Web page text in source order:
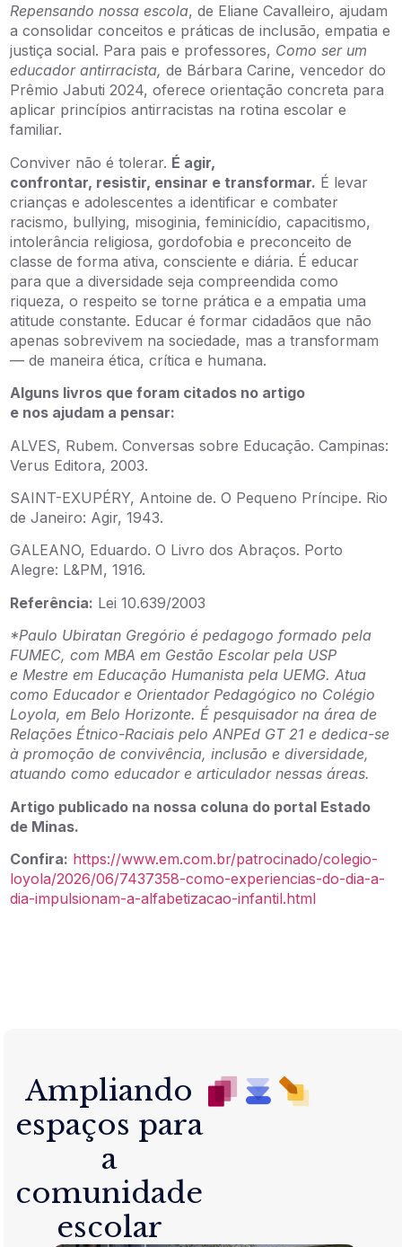
Repensando nossa escola, de Eliane Cavalleiro, ajudam
a consolidar conceitos e práticas de inclusão, empatia e
justiça social. Para pais e professores, Como ser um
educador antirracista, de Bárbara Carine, vencedor do
Prêmio Jabuti 2024, oferece orientação concreta para
aplicar princípios antirracistas na rotina escolar e
familiar.
Conviver não é tolerar. É agir,
confrontar, resistir, ensinar e transformar. É levar
crianças e adolescentes a identificar e combater
racismo, bullying, misoginia, feminicídio, capacitismo,
intolerância religiosa, gordofobia e preconceito de
classe de forma ativa, consciente e diária. É educar
para que a diversidade seja compreendida como
riqueza, o respeito se torne prática e a empatia uma
atitude constante. Educar é formar cidadãos que não
apenas sobrevivem na sociedade, mas a transformam
— de maneira ética, crítica e humana.
Alguns livros que foram citados no artigo
e nos ajudam a pensar:
ALVES, Rubem. Conversas sobre Educação. Campinas:
Verus Editora, 2003.
SAINT-EXUPÉRY, Antoine de. O Pequeno Príncipe. Rio
de Janeiro: Agir, 1943.
GALEANO, Eduardo. O Livro dos Abraços. Porto
Alegre: L&PM, 1916.
Referência: Lei 10.639/2003
*Paulo Ubiratan Gregório é pedagogo formado pela
FUMEC, com MBA em Gestão Escolar pela USP
e Mestre em Educação Humanista pela UEMG. Atua
como Educador e Orientador Pedagógico no Colégio
Loyola, em Belo Horizonte. É pesquisador na área de
Relações Étnico-Raciais pelo ANPEd GT 21 e dedica-se
à promoção de convivência, inclusão e diversidade,
atuando como educador e articulador nessas áreas.
Artigo publicado na nossa coluna do portal Estado
de Minas.
Confira: https://www.em.com.br/patrocinado/colegio-
loyola/2026/06/7437358-como-experiencias-do-dia-a-
dia-impulsionam-a-alfabetizacao-infantil.html
Ampliando
espaços para
a
comunidade
escolar